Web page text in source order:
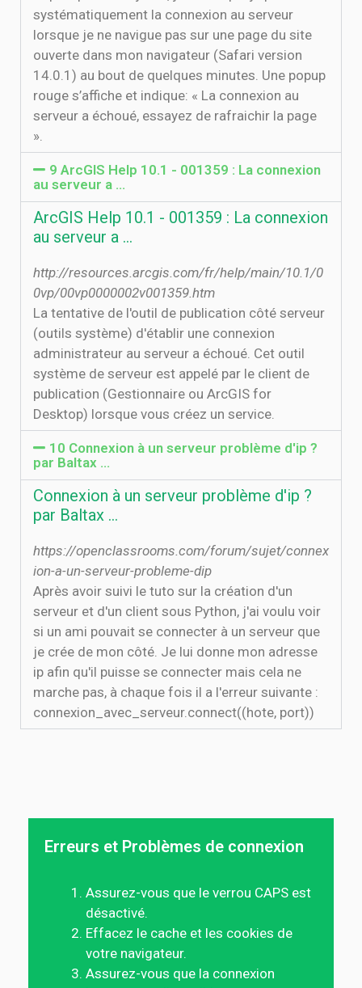
systématiquement la connexion au serveur
lorsque je ne navigue pas sur une page du site
ouverte dans mon navigateur (Safari version
14.0.1) au bout de quelques minutes. Une popup
rouge s’affiche et indique: « La connexion au
serveur a échoué, essayez de rafraichir la page
».
9 ArcGIS Help 10.1 - 001359 : La connexion
au serveur a …
ArcGIS Help 10.1 - 001359 : La connexion
au serveur a …
http://resources.arcgis.com/fr/help/main/10.1/0
0vp/00vp0000002v001359.htm
La tentative de l'outil de publication côté serveur
(outils système) d'établir une connexion
administrateur au serveur a échoué. Cet outil
système de serveur est appelé par le client de
publication (Gestionnaire ou ArcGIS for
Desktop) lorsque vous créez un service.
10 Connexion à un serveur problème d'ip ?
par Baltax ...
Connexion à un serveur problème d'ip ?
par Baltax ...
https://openclassrooms.com/forum/sujet/connex
ion-a-un-serveur-probleme-dip
Après avoir suivi le tuto sur la création d'un
serveur et d'un client sous Python, j'ai voulu voir
si un ami pouvait se connecter à un serveur que
je crée de mon côté. Je lui donne mon adresse
ip afin qu'il puisse se connecter mais cela ne
marche pas, à chaque fois il a l'erreur suivante :
connexion_avec_serveur.connect((hote, port))
Erreurs et Problèmes de connexion
Assurez-vous que le verrou CAPS est
désactivé.
Effacez le cache et les cookies de
votre navigateur.
Assurez-vous que la connexion